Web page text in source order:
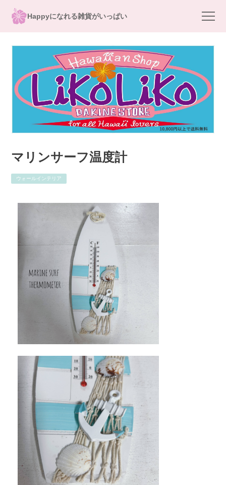
Happyになれる雑貨がいっぱい
マリンサーフ温度計
ウォールインテリア